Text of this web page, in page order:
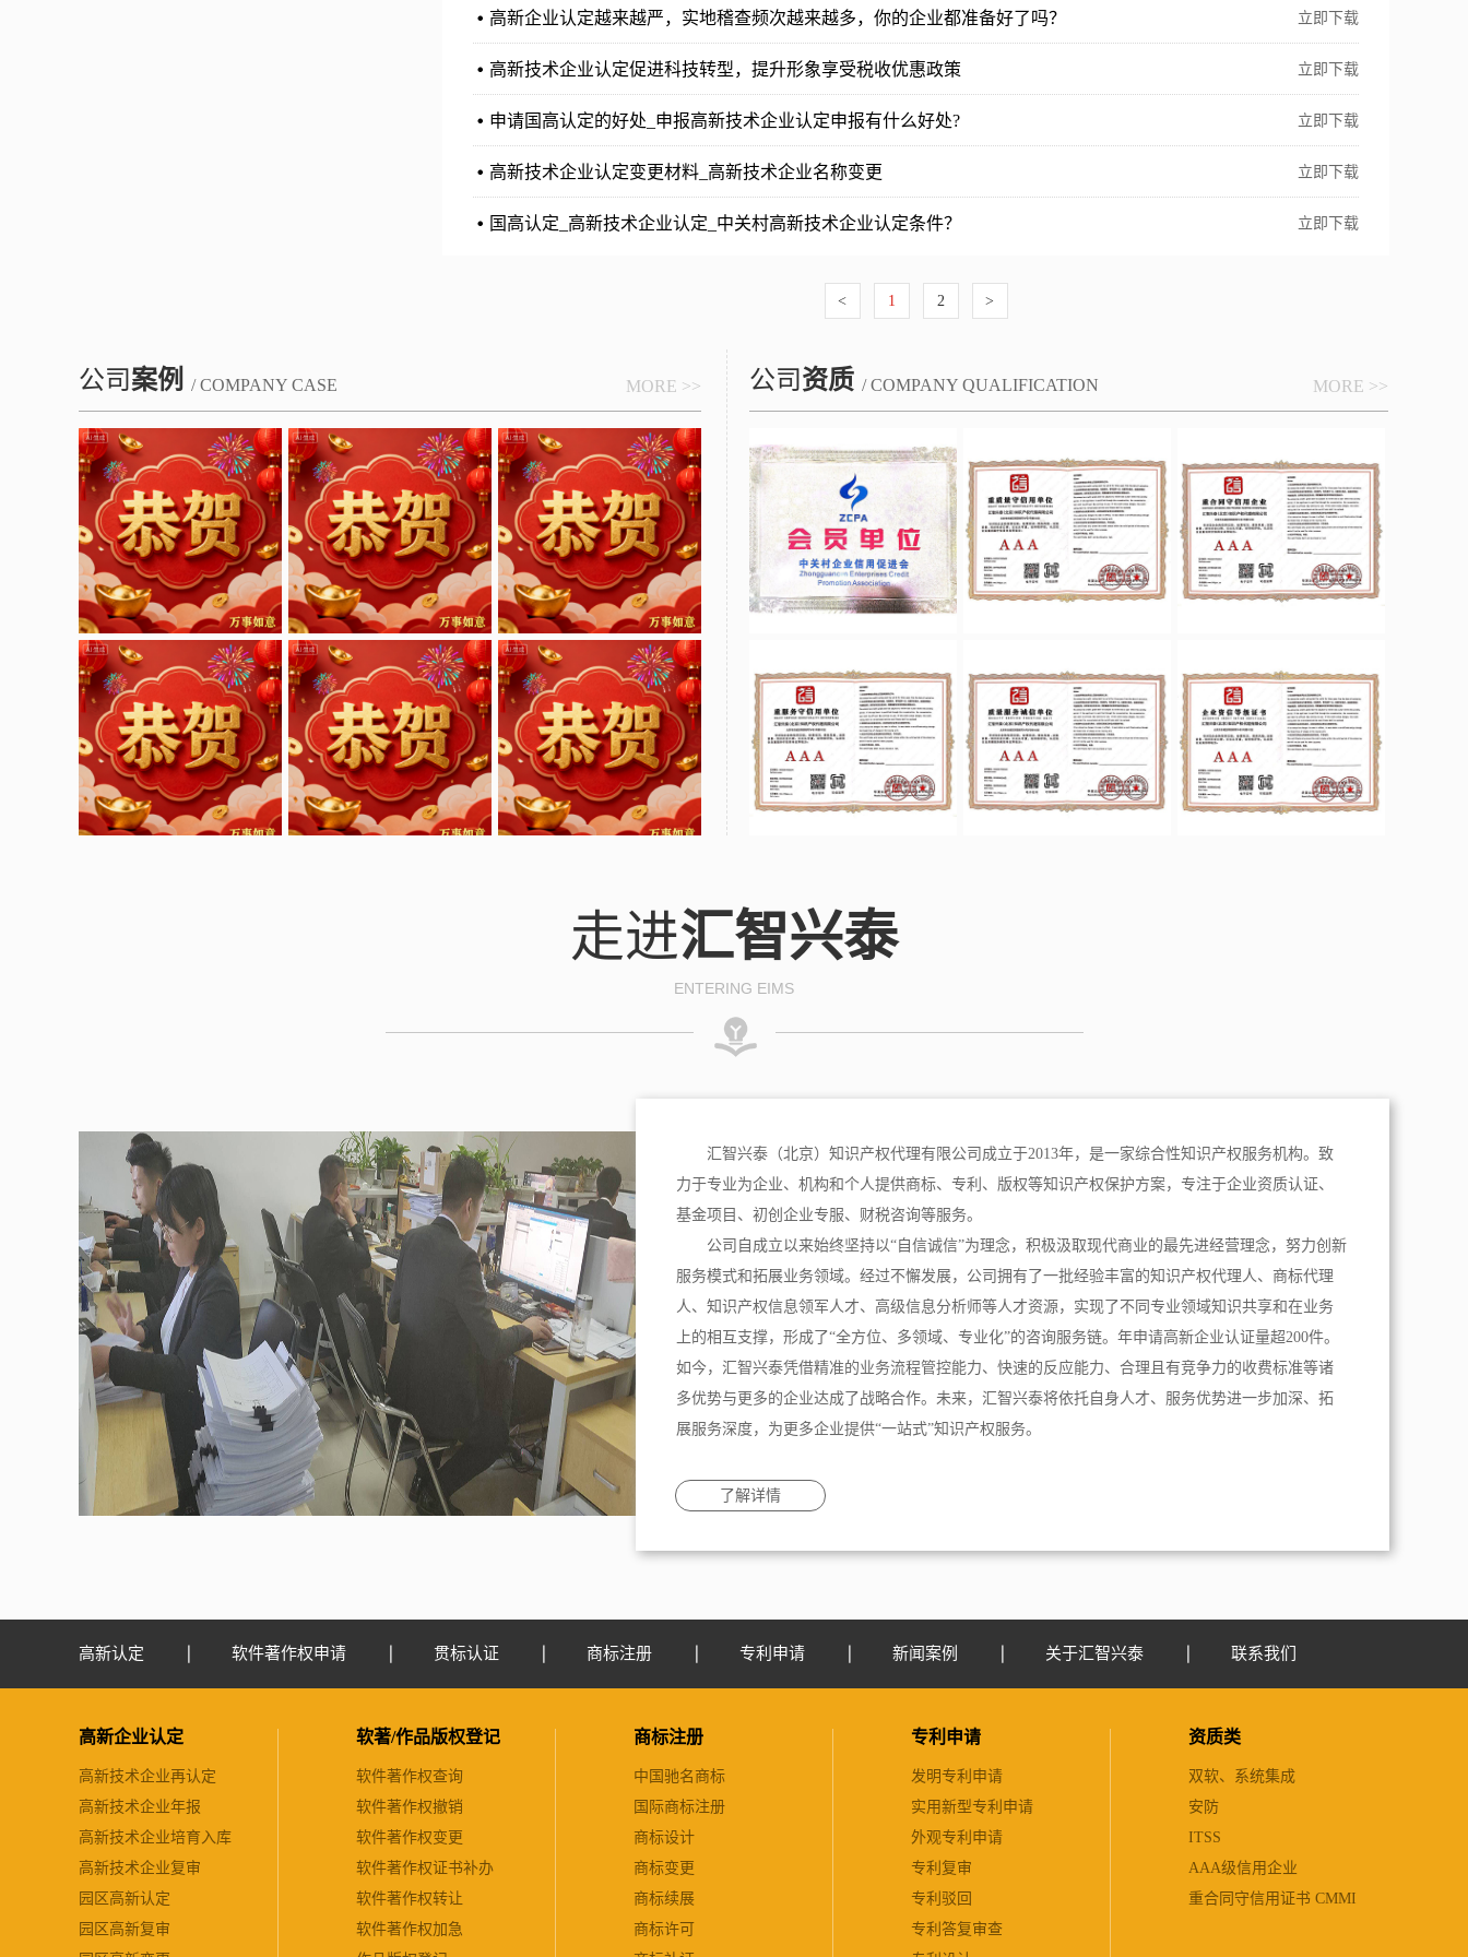
高新企业认定越来越严，实地稽查频次越来越多，你的企业都准备好了吗？ 立即下载
高新技术企业认定促进科技转型，提升形象享受税收优惠政策 立即下载
申请国高认定的好处_申报高新技术企业认定申报有什么好处? 立即下载
高新技术企业认定变更材料_高新技术企业名称变更 立即下载
国高认定_高新技术企业认定_中关村高新技术企业认定条件？ 立即下载
< 1 2 >
公司案例 / COMPANY CASE MORE >> 公司资质 / COMPANY QUALIFICATION MORE >>
走进汇智兴泰
ENTERING EIMS
汇智兴泰（北京）知识产权代理有限公司成立于2013年，是一家综合性知识产权服务机构。致
力于专业为企业、机构和个人提供商标、专利、版权等知识产权保护方案，专注于企业资质认证、
基金项目、初创企业专服、财税咨询等服务。
公司自成立以来始终坚持以“自信诚信”为理念，积极汲取现代商业的最先进经营理念，努力创新
服务模式和拓展业务领域。经过不懈发展，公司拥有了一批经验丰富的知识产权代理人、商标代理
人、知识产权信息领军人才、高级信息分析师等人才资源，实现了不同专业领域知识共享和在业务
上的相互支撑，形成了“全方位、多领域、专业化”的咨询服务链。年申请高新企业认证量超200件。
如今，汇智兴泰凭借精准的业务流程管控能力、快速的反应能力、合理且有竞争力的收费标准等诸
多优势与更多的企业达成了战略合作。未来，汇智兴泰将依托自身人才、服务优势进一步加深、拓
展服务深度，为更多企业提供“一站式”知识产权服务。
了解详情
高新认定 软件著作权申请 贯标认证 商标注册 专利申请 新闻案例 关于汇智兴泰 联系我们
高新企业认定
高新技术企业再认定
高新技术企业年报
高新技术企业培育入库
高新技术企业复审
园区高新认定
园区高新复审
软著/作品版权登记
软件著作权查询
软件著作权撤销
软件著作权变更
软件著作权证书补办
软件著作权转让
软件著作权加急
商标注册
中国驰名商标
国际商标注册
商标设计
商标变更
商标续展
商标许可
专利申请
发明专利申请
实用新型专利申请
外观专利申请
专利复审
专利驳回
专利答复审查
资质类
双软、系统集成
安防
ITSS
AAA级信用企业
重合同守信用证书 CMMI